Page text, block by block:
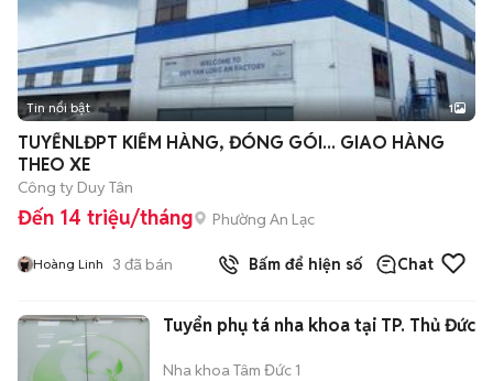
Tin nổi bật 1
TUYỂNLĐPT KIỂM HÀNG, ĐÓNG GÓI... GIAO HÀNG
THEO XE
Công ty Duy Tân
Đến 14 triệu/tháng Phường An Lạc
Hoàng Linh 3 đã bán Bấm để hiện số Chat
Tuyển phụ tá nha khoa tại TP. Thủ Đức
Nha khoa Tâm Đức 1